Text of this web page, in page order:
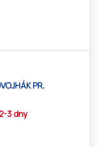
PR.
3 dny